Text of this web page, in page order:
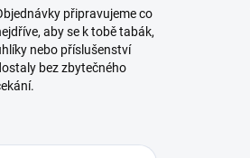
připravujeme co
aby se k tobě tabák,
nebo příslušenství
bez zbytečného